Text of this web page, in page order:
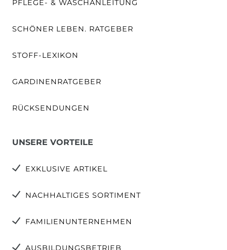
PFLEGE- & WASCHANLEITUNG
SCHÖNER LEBEN. RATGEBER
STOFF-LEXIKON
GARDINENRATGEBER
RÜCKSENDUNGEN
UNSERE VORTEILE
EXKLUSIVE ARTIKEL
NACHHALTIGES SORTIMENT
FAMILIENUNTERNEHMEN
AUSBILDUNGSBETRIEB